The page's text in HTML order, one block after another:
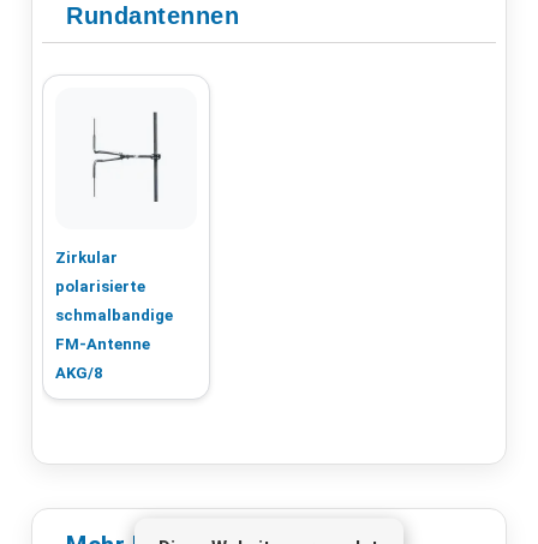
Rundantennen
Zirkular
polarisierte
schmalbandige
FM-Antenne
AKG/8